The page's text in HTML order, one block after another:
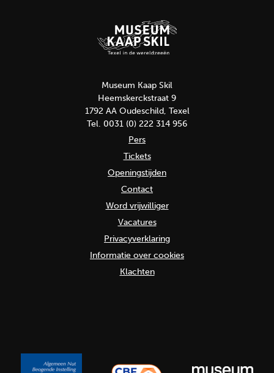
Museum Kaap Skil
Heemskerckstraat 9
1792 AA Oudeschild, Texel
Tel. 0031 (0) 222 314 956
Pers
Tickets
Openingstijden
Contact
Word vrijwilliger
Vacatures
Privacyverklaring
Informatie over cookies
Klachten